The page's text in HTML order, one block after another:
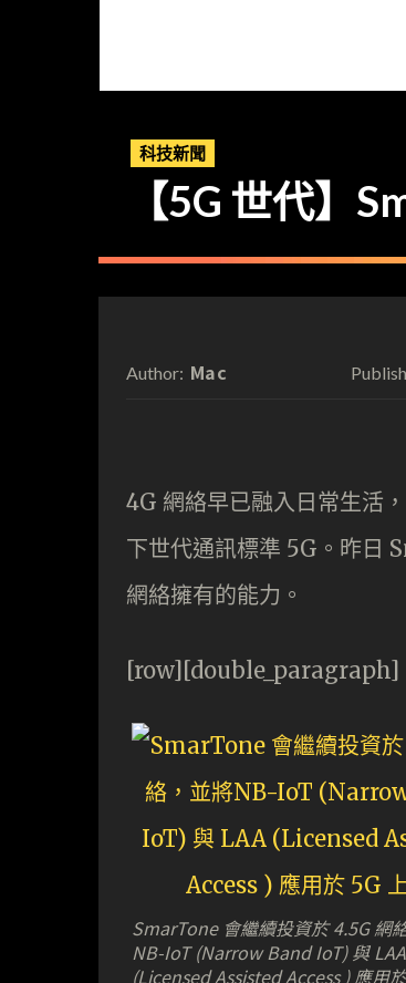
科技新聞
【5G 世代】
Author: Mac
4G 網絡早已融入日常生活
下世代通訊標準 5G。昨日
網絡擁有的能力。
[row][double_paragraph]
SmarTone 會繼續投資於 4.5G 網
NB-IoT (Narrow Band IoT) 與 LAA
(Licensed Assisted Access ) 應用